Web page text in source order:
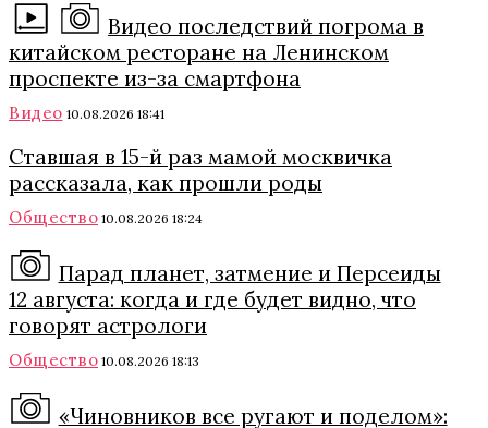
Видео последствий погрома в
китайском ресторане на Ленинском
проспекте из-за смартфона
Видео 10.08.2026 18:41
Ставшая в 15-й раз мамой москвичка
рассказала, как прошли роды
Общество 10.08.2026 18:24
Парад планет, затмение и Персеиды
12 августа: когда и где будет видно, что
говорят астрологи
Общество 10.08.2026 18:13
«Чиновников все ругают и поделом»: